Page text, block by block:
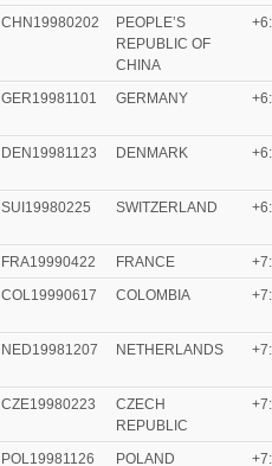
CHN19980202
PEOPLE’S
REPUBLIC OF
CHINA
GER19981101 GERMANY
DEN19981123 DENMARK
SUI19980225 SWITZERLAND
FRA19990422 FRANCE
COL19990617 COLOMBIA
NED19981207 NETHERLANDS
CZE19980223
CZECH
REPUBLIC
POL19981126 POLAND